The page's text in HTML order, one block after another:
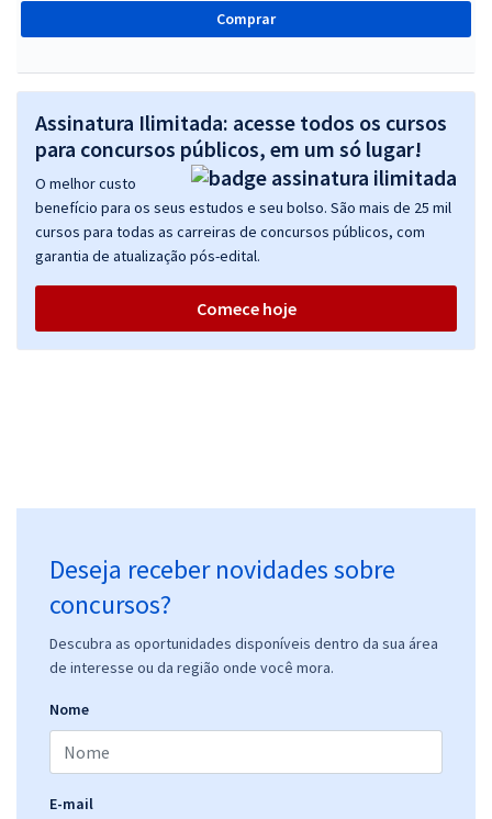
Comprar
Assinatura Ilimitada: acesse todos os cursos
para concursos públicos, em um só lugar!
O melhor custo
benefício para os seus estudos e seu bolso. São mais de 25 mil
cursos para todas as carreiras de concursos públicos, com
garantia de atualização pós-edital.
Comece hoje
Deseja receber novidades sobre
concursos?
Descubra as oportunidades disponíveis dentro da sua área
de interesse ou da região onde você mora.
Nome
E-mail